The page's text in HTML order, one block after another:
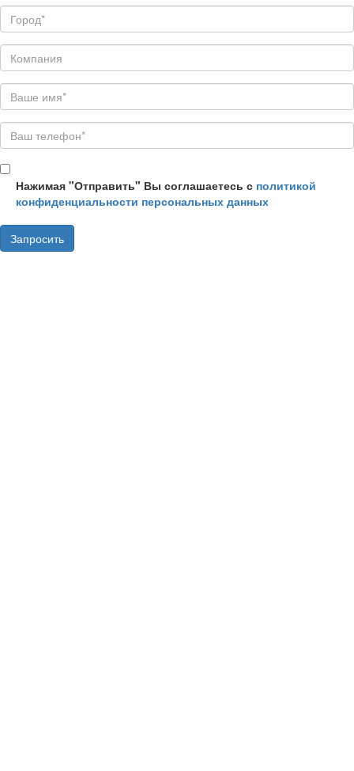
Нажимая "Отправить" Вы соглашаетесь с политикой
конфиденциальности персональных данных